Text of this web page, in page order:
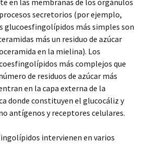
en las membranas de los orgánulos
secretorios (por ejemplo,
glucoesfingolípidos más simples son
más un residuo de azúcar
en la mielina). Los
más complejos que
de residuos de azúcar más
en la capa externa de la
donde constituyen el glucocáliz y
antígenos y receptores celulares.
intervienen en varios